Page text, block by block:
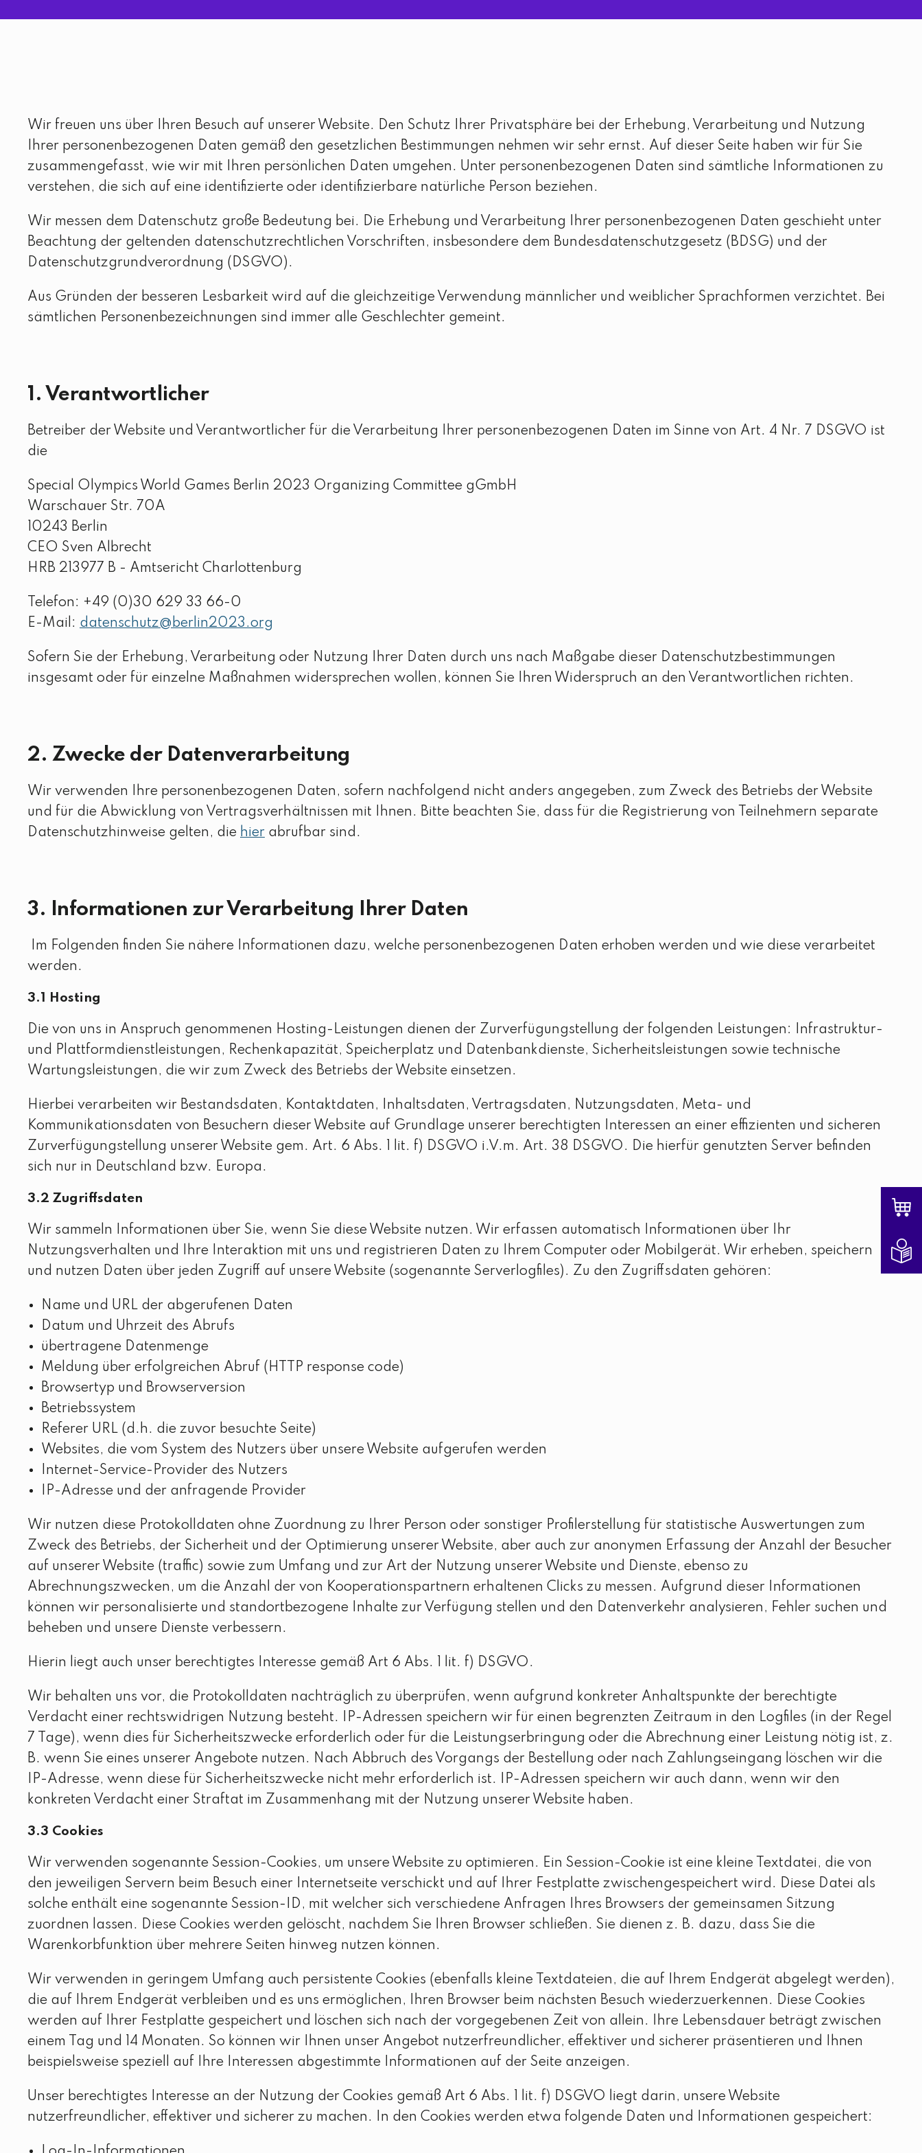
Wir freuen uns über Ihren Besuch auf unserer Website. Den Schutz Ihrer Privatsphäre bei der Erhebung, Verarbeitung und Nutzung
Ihrer personenbezogenen Daten gemäß den gesetzlichen Bestimmungen nehmen wir sehr ernst. Auf dieser Seite haben wir für Sie
zusammengefasst, wie wir mit Ihren persönlichen Daten umgehen. Unter personenbezogenen Daten sind sämtliche Informationen zu
verstehen, die sich auf eine identifizierte oder identifizierbare natürliche Person beziehen.
Wir messen dem Datenschutz große Bedeutung bei. Die Erhebung und Verarbeitung Ihrer personenbezogenen Daten geschieht unter
Beachtung der geltenden datenschutzrechtlichen Vorschriften, insbesondere dem Bundesdatenschutzgesetz (BDSG) und der
Datenschutzgrundverordnung (DSGVO).
Aus Gründen der besseren Lesbarkeit wird auf die gleichzeitige Verwendung männlicher und weiblicher Sprachformen verzichtet. Bei
sämtlichen Personenbezeichnungen sind immer alle Geschlechter gemeint.
1. Verantwortlicher
Betreiber der Website und Verantwortlicher für die Verarbeitung Ihrer personenbezogenen Daten im Sinne von Art. 4 Nr. 7 DSGVO ist
die
Special Olympics World Games Berlin 2023 Organizing Committee gGmbH
Warschauer Str. 70A
10243 Berlin
CEO Sven Albrecht
HRB 213977 B - Amtsericht Charlottenburg
Telefon: +49 (0)30 629 33 66-0
E-Mail: datenschutz@berlin2023.org
Sofern Sie der Erhebung, Verarbeitung oder Nutzung Ihrer Daten durch uns nach Maßgabe dieser Datenschutzbestimmungen
insgesamt oder für einzelne Maßnahmen widersprechen wollen, können Sie Ihren Widerspruch an den Verantwortlichen richten.
2. Zwecke der Datenverarbeitung
Wir verwenden Ihre personenbezogenen Daten, sofern nachfolgend nicht anders angegeben, zum Zweck des Betriebs der Website
und für die Abwicklung von Vertragsverhältnissen mit Ihnen. Bitte beachten Sie, dass für die Registrierung von Teilnehmern separate
Datenschutzhinweise gelten, die hier abrufbar sind.
3. Informationen zur Verarbeitung Ihrer Daten
Im Folgenden finden Sie nähere Informationen dazu, welche personenbezogenen Daten erhoben werden und wie diese verarbeitet
werden.
3.1 Hosting
Die von uns in Anspruch genommenen Hosting-Leistungen dienen der Zurverfügungstellung der folgenden Leistungen: Infrastruktur-
und Plattformdienstleistungen, Rechenkapazität, Speicherplatz und Datenbankdienste, Sicherheitsleistungen sowie technische
Wartungsleistungen, die wir zum Zweck des Betriebs der Website einsetzen.
Hierbei verarbeiten wir Bestandsdaten, Kontaktdaten, Inhaltsdaten, Vertragsdaten, Nutzungsdaten, Meta- und
Kommunikationsdaten von Besuchern dieser Website auf Grundlage unserer berechtigten Interessen an einer effizienten und sicheren
Zurverfügungstellung unserer Website gem. Art. 6 Abs. 1 lit. f) DSGVO i.V.m. Art. 38 DSGVO. Die hierfür genutzten Server befinden
sich nur in Deutschland bzw. Europa.
3.2 Zugriffsdaten
Wir sammeln Informationen über Sie, wenn Sie diese Website nutzen. Wir erfassen automatisch Informationen über Ihr
Nutzungsverhalten und Ihre Interaktion mit uns und registrieren Daten zu Ihrem Computer oder Mobilgerät. Wir erheben, speichern
und nutzen Daten über jeden Zugriff auf unsere Website (sogenannte Serverlogfiles). Zu den Zugriffsdaten gehören:
Name und URL der abgerufenen Daten
Datum und Uhrzeit des Abrufs
übertragene Datenmenge
Meldung über erfolgreichen Abruf (HTTP response code)
Browsertyp und Browserversion
Betriebssystem
Referer URL (d.h. die zuvor besuchte Seite)
Websites, die vom System des Nutzers über unsere Website aufgerufen werden
Internet-Service-Provider des Nutzers
IP-Adresse und der anfragende Provider
Wir nutzen diese Protokolldaten ohne Zuordnung zu Ihrer Person oder sonstiger Profilerstellung für statistische Auswertungen zum
Zweck des Betriebs, der Sicherheit und der Optimierung unserer Website, aber auch zur anonymen Erfassung der Anzahl der Besucher
auf unserer Website (traffic) sowie zum Umfang und zur Art der Nutzung unserer Website und Dienste, ebenso zu
Abrechnungszwecken, um die Anzahl der von Kooperationspartnern erhaltenen Clicks zu messen. Aufgrund dieser Informationen
können wir personalisierte und standortbezogene Inhalte zur Verfügung stellen und den Datenverkehr analysieren, Fehler suchen und
beheben und unsere Dienste verbessern.
Hierin liegt auch unser berechtigtes Interesse gemäß Art 6 Abs. 1 lit. f) DSGVO.
Wir behalten uns vor, die Protokolldaten nachträglich zu überprüfen, wenn aufgrund konkreter Anhaltspunkte der berechtigte
Verdacht einer rechtswidrigen Nutzung besteht. IP-Adressen speichern wir für einen begrenzten Zeitraum in den Logfiles (in der Regel
7 Tage), wenn dies für Sicherheitszwecke erforderlich oder für die Leistungserbringung oder die Abrechnung einer Leistung nötig ist, z.
B. wenn Sie eines unserer Angebote nutzen. Nach Abbruch des Vorgangs der Bestellung oder nach Zahlungseingang löschen wir die
IP-Adresse, wenn diese für Sicherheitszwecke nicht mehr erforderlich ist. IP-Adressen speichern wir auch dann, wenn wir den
konkreten Verdacht einer Straftat im Zusammenhang mit der Nutzung unserer Website haben.
3.3 Cookies
Wir verwenden sogenannte Session-Cookies, um unsere Website zu optimieren. Ein Session-Cookie ist eine kleine Textdatei, die von
den jeweiligen Servern beim Besuch einer Internetseite verschickt und auf Ihrer Festplatte zwischengespeichert wird. Diese Datei als
solche enthält eine sogenannte Session-ID, mit welcher sich verschiedene Anfragen Ihres Browsers der gemeinsamen Sitzung
zuordnen lassen. Diese Cookies werden gelöscht, nachdem Sie Ihren Browser schließen. Sie dienen z. B. dazu, dass Sie die
Warenkorbfunktion über mehrere Seiten hinweg nutzen können.
Wir verwenden in geringem Umfang auch persistente Cookies (ebenfalls kleine Textdateien, die auf Ihrem Endgerät abgelegt werden),
die auf Ihrem Endgerät verbleiben und es uns ermöglichen, Ihren Browser beim nächsten Besuch wiederzuerkennen. Diese Cookies
werden auf Ihrer Festplatte gespeichert und löschen sich nach der vorgegebenen Zeit von allein. Ihre Lebensdauer beträgt zwischen
einem Tag und 14 Monaten. So können wir Ihnen unser Angebot nutzerfreundlicher, effektiver und sicherer präsentieren und Ihnen
beispielsweise speziell auf Ihre Interessen abgestimmte Informationen auf der Seite anzeigen.
Unser berechtigtes Interesse an der Nutzung der Cookies gemäß Art 6 Abs. 1 lit. f) DSGVO liegt darin, unsere Website
nutzerfreundlicher, effektiver und sicherer zu machen. In den Cookies werden etwa folgende Daten und Informationen gespeichert: